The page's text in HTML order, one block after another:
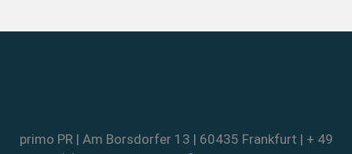
primo PR | Am Borsdorfer 13 | 60435 Frankfurt | + 49